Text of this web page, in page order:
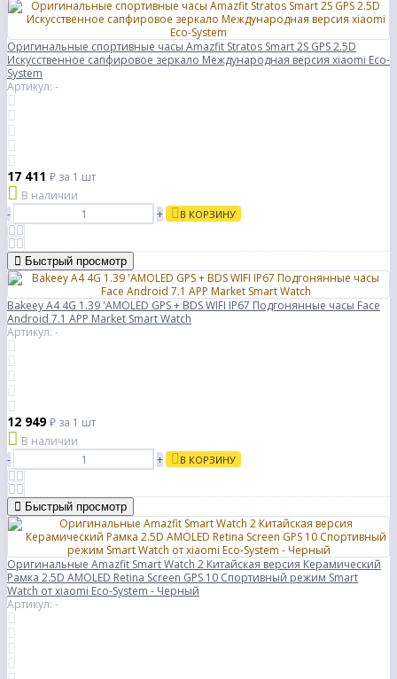
Оригинальные спортивные часы Amazfit Stratos Smart 2S GPS 2.5D
Искусственное сапфировое зеркало Международная версия xiaomi Eco-
System
Артикул: -
17 411 ₽ за 1 шт
В наличии
-
+ В КОРЗИНУ
Быстрый просмотр
Bakeey A4 4G 1.39 'AMOLED GPS + BDS WIFI IP67 Подгонянные часы Face
Android 7.1 APP Market Smart Watch
Артикул: -
12 949₽ за 1 шт
В наличии
-
+ В КОРЗИНУ
Быстрый просмотр
Оригинальные Amazfit Smart Watch 2 Китайская версия Керамический
Рамка 2.5D AMOLED Retina Screen GPS 10 Спортивный режим Smart
Watch от xiaomi Eco-System - Черный
Артикул: -